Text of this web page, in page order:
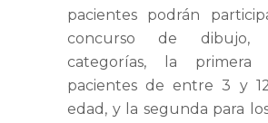
pacientes podrán
concurso de
categorías, la primera
pacientes de entre 3 y
edad, y la segunda para